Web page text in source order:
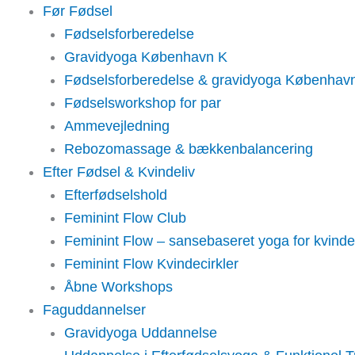
Før Fødsel
Fødselsforberedelse
Gravidyoga København K
Fødselsforberedelse & gravidyoga
Fødselsworkshop for par
Ammevejledning
Rebozomassage & bækkenbalancering
Efter Fødsel & Kvindeliv
Efterfødselshold
Feminint Flow Club
Feminint Flow – sansebaseret yoga for
Feminint Flow Kvindecirkler
Åbne Workshops
Faguddannelser
Gravidyoga Uddannelse
Main